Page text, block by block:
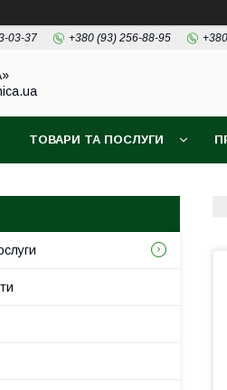
03-37 +380 (93) 256-88-95
ТОВАРИ ТА ПОСЛУГИ